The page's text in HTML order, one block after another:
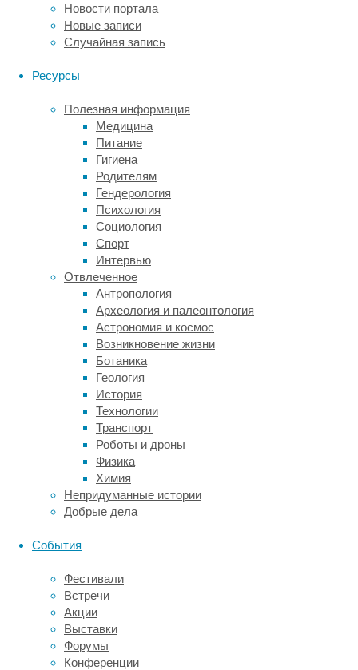
Новости портала
Новые записи
Случайная запись
Ресурсы
Полезная информация
Медицина
Питание
Гигиена
Родителям
Гендерология
Психология
Социология
Спорт
Интервью
Отвлеченное
Антропология
Археология и палеонтология
Астрономия и космос
Возникновение жизни
Ботаника
Геология
История
Технологии
Транспорт
Роботы и дроны
Физика
Химия
Непридуманные истории
Добрые дела
События
Фестивали
Встречи
Акции
Выставки
Форумы
Конференции
Диетолог
Оксана
Скиталинская
рекомендует
алкоголь
овощным
рагу
обязательно
закусывать
после
каждого
«дринка».
Начать
есть,
по
ее
мнению,
лучше
всего
за
полчаса
до
возлияний.
Довольно
часто
можно
советы
время
и
до
застолья
есть
как